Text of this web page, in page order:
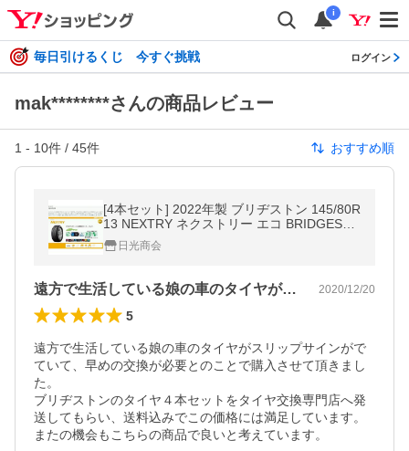
i
毎日引けるくじ 今すぐ挑戦 ログイン
mak********さんの商品レビュー
1 - 10件 / 45件 おすすめ順
[4本セット] 2022年製 ブリヂストン 145/80R
13 NEXTRY ネクストリー エコ BRIDGESTO
NE日光商会
遠方で生活している娘の車のタイヤがスリ… 2020/12/20
5
遠方で生活している娘の車のタイヤがスリップサインがで
ていて、早めの交換が必要とのことで購入させて頂きまし
た。
ブリヂストンのタイヤ４本セットをタイヤ交換専門店へ発
送してもらい、送料込みでこの価格には満足しています。
またの機会もこちらの商品で良いと考えています。